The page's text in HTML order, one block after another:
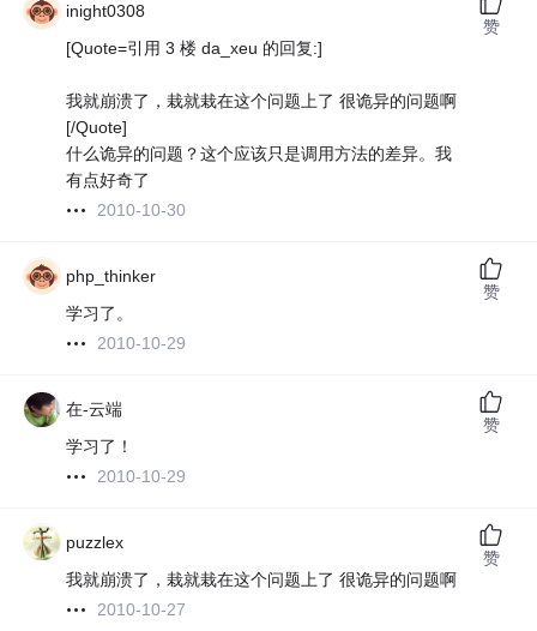
inight0308
[Quote=引用 3 楼 da_xeu 的回复:]
我就崩溃了，栽就栽在这个问题上了 很诡异的问题啊
[/Quote]
什么诡异的问题？这个应该只是调用方法的差异。我
有点好奇了
2010-10-30
赞
php_thinker
学习了。
2010-10-29
赞
在-云端
学习了！
2010-10-29
赞
puzzlex
我就崩溃了，栽就栽在这个问题上了 很诡异的问题啊
2010-10-27
赞